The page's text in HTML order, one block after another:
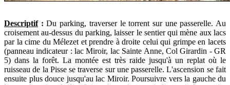
Descriptif: Du parking, traverser le torrent sur une passerelle. Au
croisement au-dessus du parking, laisser le sentier qui mène aux lacs
par la cime du Mélezet et prendre à droite celui qui grimpe en lacets
(panneau indicateur : lac Miroir, lac Sainte Anne, Col Girardin - GR
5) dans la forêt. La montée est très raide jusqu'à un replat où le
ruisseau de la Pisse se traverse sur une passerelle. L'ascension se fait
ensuite plus douce jusqu'au lac Miroir. Poursuivre vers la gauche du